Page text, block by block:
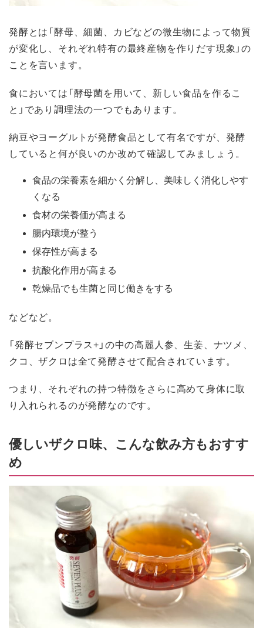
発酵とは「酵母、細菌、カビなどの微生物によって物質
が変化し、それぞれ特有の最終産物を作りだす現象」の
ことを言います。
食においては「酵母菌を用いて、新しい食品を作るこ
と」であり調理法の一つでもあります。
納豆やヨーグルトが発酵食品として有名ですが、発酵
していると何が良いのか改めて確認してみましょう。
食品の栄養素を細かく分解し、美味しく消化しやす
くなる
食材の栄養価が高まる
腸内環境が整う
保存性が高まる
抗酸化作用が高まる
乾燥品でも生菌と同じ働きをする
などなど。
「発酵セブンプラス+」の中の高麗人参、生姜、ナツメ、
クコ、ザクロは全て発酵させて配合されています。
つまり、それぞれの持つ特徴をさらに高めて身体に取
り入れられるのが発酵なのです。
優しいザクロ味、こんな飲み方もおすす
め